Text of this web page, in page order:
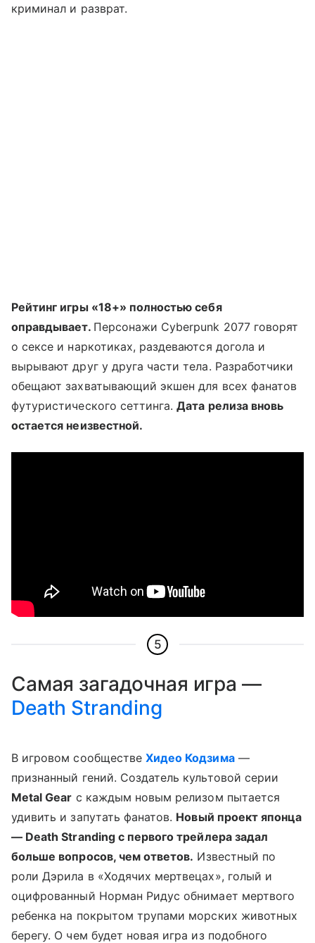
криминал и разврат.
Рейтинг игры «18+» полностью себя
оправдывает. Персонажи Cyberpunk 2077 говорят
о сексе и наркотиках, раздеваются догола и
вырывают друг у друга части тела. Разработчики
обещают захватывающий экшен для всех фанатов
футуристического сеттинга.Дата релиза вновь
остается неизвестной.
5
Самая загадочная игра —
Death Stranding
В игровом сообществеХидео Кодзима—
признанный гений. Создатель культовой серии
Metal Gear с каждым новым релизом пытается
удивить и запутать фанатов. Новый проект японца
— Death Stranding с первого трейлера задал
больше вопросов, чем ответов. Известный по
роли Дэрила в «Ходячих мертвецах», голый и
оцифрованный Норман Ридус обнимает мертвого
ребенка на покрытом трупами морских животных
берегу. О чем будет новая игра из подобного